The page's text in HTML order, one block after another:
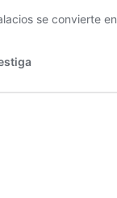
se convierte